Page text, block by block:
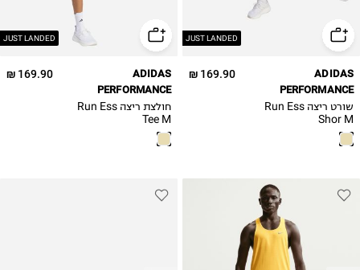
JUST LANDED
169.90 ₪
ADIDAS
PERFORMANCE
שורט ריצה Run Ess
Shor M
JUST LANDED
169.90 ₪
ADIDAS
PERFORMANCE
חולצת ריצה Run Ess
Tee M